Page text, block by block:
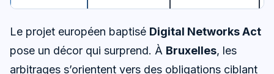
Le projet européen baptisé Digital Networks Act
pose un décor qui surprend. À Bruxelles, les
arbitrages s’orientent vers des obligations ciblant